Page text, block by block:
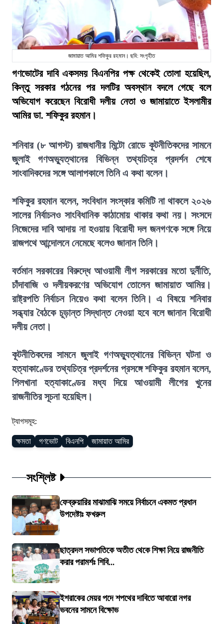
জামায়াত আমির শফিকুর রহমান। ছবি: সংগৃহীত
গণভোটের দাবি একসময় বিএনপির পক্ষ থেকেই তোলা হয়েছিল,
কিন্তু সরকার গঠনের পর দলটির অবস্থান বদলে গেছে বলে
অভিযোগ করেছেন বিরোধী দলীয় নেতা ও জামায়াতে ইসলামীর
আমির ডা. শফিকুর রহমান।
শনিবার (৮ আগস্ট) রাজধানীর মিন্টো রোডে কূটনীতিকদের সামনে
জুলাই গণঅভ্যুত্থানের বিভিন্ন তথ্যচিত্র প্রদর্শন শেষে
সাংবাদিকদের সঙ্গে আলাপকালে তিনি এ কথা বলেন।
শফিকুর রহমান বলেন, সংবিধান সংস্কার কমিটি না থাকলে ২০২৬
সালের নির্বাচনও সাংবিধানিক কাঠামোয় থাকার কথা নয়। সংসদে
নিজেদের দাবি আদায় না হওয়ায় বিরোধী দল জনগণকে সঙ্গে নিয়ে
রাজপথে আন্দোলনে নেমেছে বলেও জানান তিনি।
বর্তমান সরকারের বিরুদ্ধে আওয়ামী লীগ সরকারের মতো দুর্নীতি,
চাঁদাবাজি ও দলীয়করণের অভিযোগ তোলেন জামায়াত আমির।
রাষ্ট্রপতি নির্বাচন নিয়েও কথা বলেন তিনি। এ বিষয়ে শনিবার
সন্ধ্যার বৈঠকে চূড়ান্ত সিদ্ধান্ত নেওয়া হবে বলে জানান বিরোধী
দলীয় নেতা।
কূটনীতিকদের সামনে জুলাই গণঅভ্যুত্থানের বিভিন্ন ঘটনা ও
হত্যাকাণ্ডের তথ্যচিত্র প্রদর্শনের প্রসঙ্গে শফিকুর রহমান বলেন,
পিলখানা হত্যাকাণ্ডের মধ্য দিয়ে আওয়ামী লীগের খুনের
রাজনীতির সূচনা হয়েছিল।
ট্যাগসমূহ:
ক্ষমতা গণভোট বিএনপি জামায়াত আমির
সংশ্লিষ্ট
ফেব্রুয়ারির মাঝামাঝি সময়ে নির্বাচনে একমত প্রধান
উপদেষ্টাঃ ফখরুল
ছাত্রদল সভাপতিকে অতীত থেকে শিক্ষা নিয়ে রাজনীতি
করার পরামর্শঃ শিবি...
ইশরাকের মেয়র পদে শপথের দাবিতে আবারো নগর
ভবনের সামনে বিক্ষোভ